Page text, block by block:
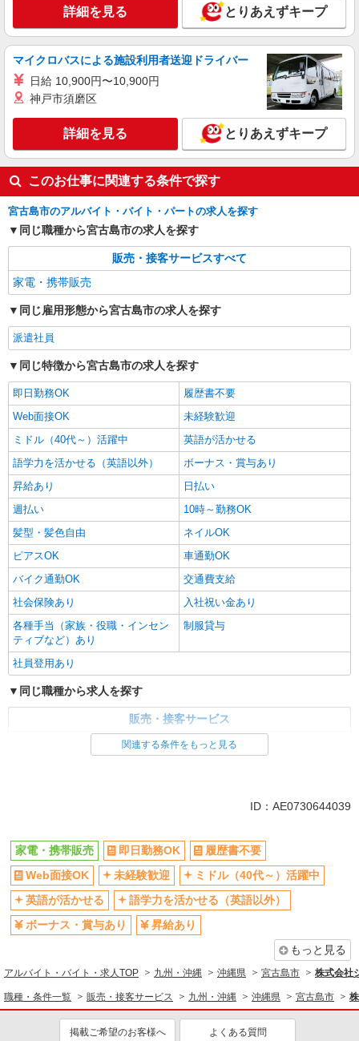
詳細を見る とりあえずキープ
マイクロバスによる施設利用者送迎ドライバー
日給 10,900円〜10,900円
神戸市須磨区
詳細を見る とりあえずキープ
このお仕事に関連する条件で探す
宮古島市のアルバイト・バイト・パートの求人を探す
同じ職種から宮古島市の求人を探す
販売・接客サービスすべて
家電・携帯販売
同じ雇用形態から宮古島市の求人を探す
派遣社員
同じ特徴から宮古島市の求人を探す
即日勤務OK
履歴書不要
Web面接OK
未経験歓迎
ミドル（40代～）活躍中
英語が活かせる
語学力を活かせる（英語以外）
ボーナス・賞与あり
昇給あり
日払い
週払い
10時～勤務OK
髪型・髪色自由
ネイルOK
ピアスOK
車通勤OK
バイク通勤OK
交通費支給
社会保険あり
入社祝い金あり
各種手当（家族・役職・インセン
ティブなど）あり
制服貸与
社員登用あり
同じ職種から求人を探す
販売・接客サービス
日払い
車通勤OK
交通費支給
社会保険あり
社員登用あり
関連する条件をもっと見る
ID：AE0730644039
家電・携帯販売 即日勤務OK
履歴書不要
Web面接OK
未経験歓迎
ミドル（40代～）活躍中
英語が活かせる
語学力を活かせる（英語以外）
ボーナス・賞与あり
昇給あり
もっと見る
アルバイト・バイト・求人TOP 九州・沖縄 沖縄県 宮古島市 株式会社
職種・条件一覧 販売・接客サービス 九州・沖縄 沖縄県 宮古島市
掲載ご希望のお客様へ よくある質問